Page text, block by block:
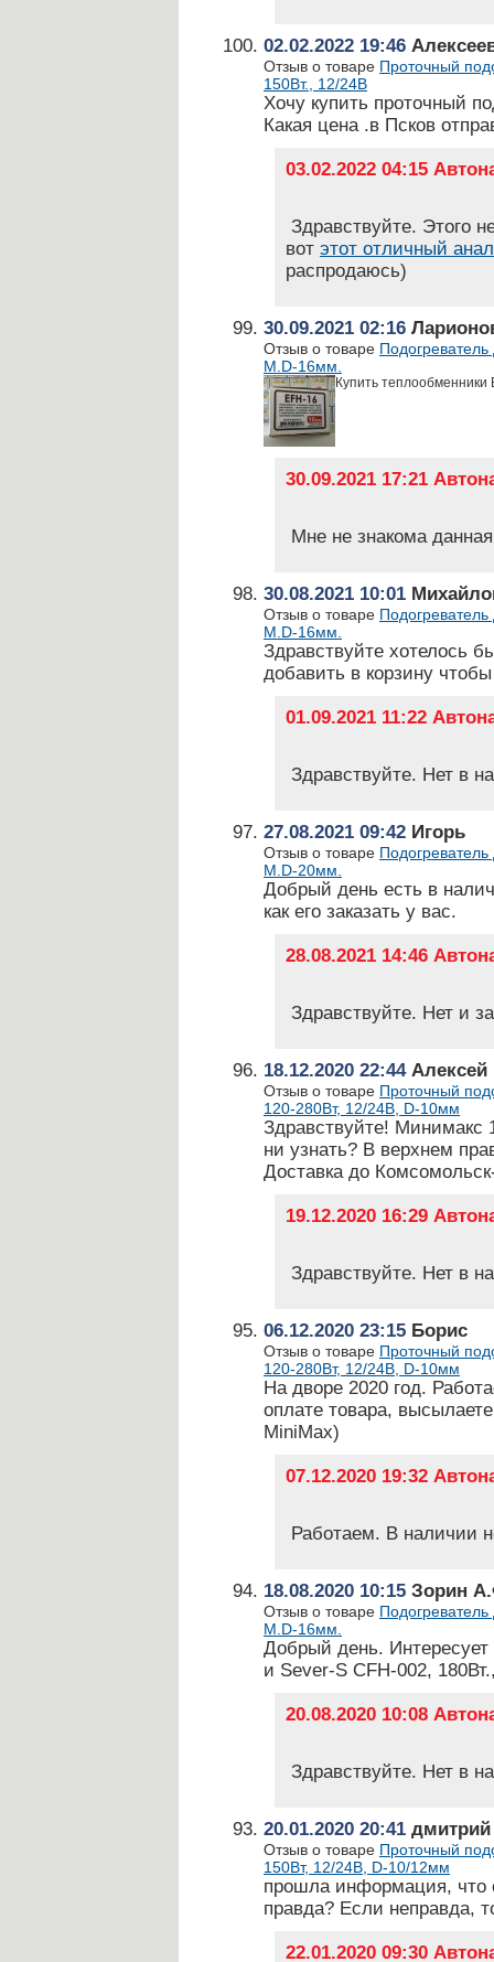
02.02.2022 19:46
Отзыв о товаре Проточный
150Вт., 12/24В
Хочу купить проточный
Какая цена .в Псков
03.02.2022 04:15
Здравствуйте. Этого
вот этот отличный
распродаюсь)
30.09.2021 02:16
Отзыв о товаре
М.D-16мм.
Купить
30.09.2021 17:21
Мне не знакома
30.08.2021 10:01
Отзыв о товаре
М.D-16мм.
Здравствуйте хотелось
добавить в корзину
01.09.2021 11:22
Здравствуйте. Нет в
27.08.2021 09:42 Игорь
Отзыв о товаре
М.D-20мм.
Добрый день есть в
как его заказать у вас.
28.08.2021 14:46
Здравствуйте. Нет и
18.12.2020 22:44Алексей
Отзыв о товаре Проточный
120-280Вт, 12/24В, D-10мм
Здравствуйте!
ни узнать? В верхнем
Доставка до
19.12.2020 16:29
Здравствуйте. Нет в
06.12.2020 23:15 Борис
Отзыв о товаре Проточный
120-280Вт, 12/24В, D-10мм
На дворе 2020 год.
оплате товара,
MiniMax)
07.12.2020 19:32
Работаем. В наличии
18.08.2020 10:15 Зорин
Отзыв о товаре
М.D-16мм.
Добрый день.
и Sever-S CFH-002,
20.08.2020 10:08
Здравствуйте. Нет в
20.01.2020 20:41 дмитрий
Отзыв о товаре Проточный
150Вт, 12/24В, D-10/12мм
прошла информация, что
правда? Если неправда,
22.01.2020 09:30